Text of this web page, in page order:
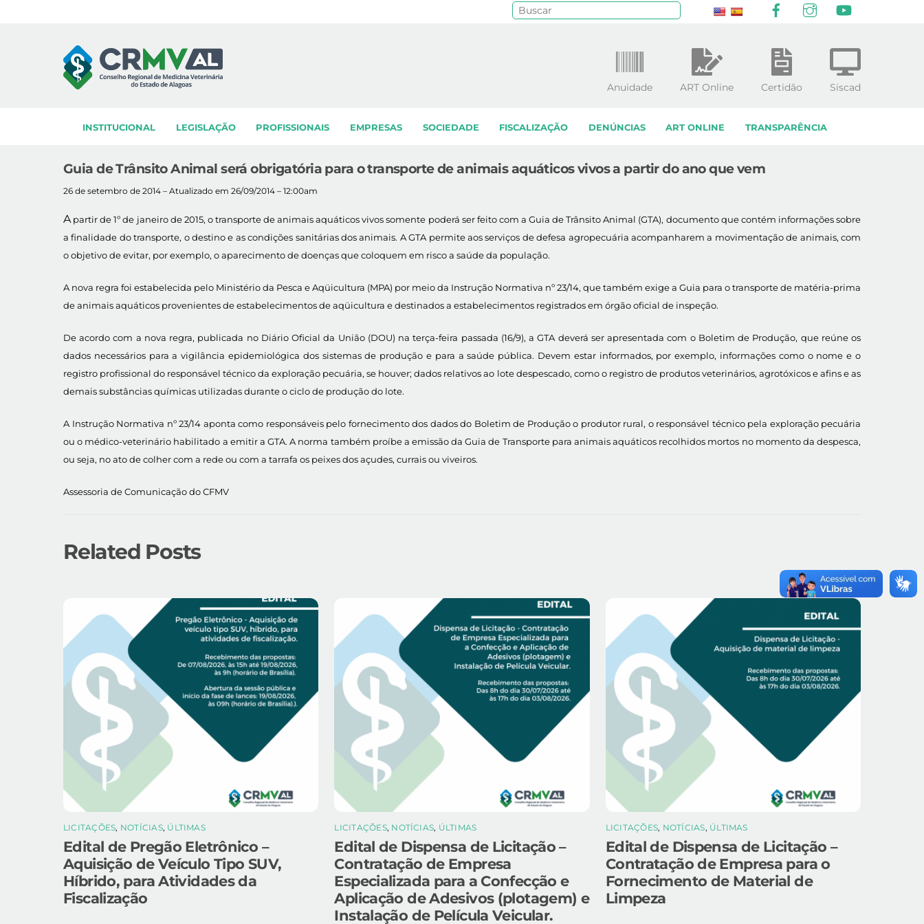
INSTITUCIONAL LEGISLAÇÃO PROFISSIONAIS EMPRESAS SOCIEDADE FISCALIZAÇÃO DENÚNCIAS ART ONLINE TRANSPARÊNCIA
Anuidade ART Online Certidão Siscad
Guia de Trânsito Animal será obrigatória para o transporte de animais aquáticos vivos a partir do ano que vem
26 de setembro de 2014 – Atualizado em 26/09/2014 – 12:00am
Apartir de 1º de janeiro de 2015, o transporte de animais aquáticos vivos somente poderá ser feito com a Guia de Trânsito Animal (GTA), documento que contém informações sobre
a finalidade do transporte, o destino e as condições sanitárias dos animais. A GTA permite aos serviços de defesa agropecuária acompanharem a movimentação de animais, com
o objetivo de evitar, por exemplo, o aparecimento de doenças que coloquem em risco a saúde da população.
A nova regra foi estabelecida pelo Ministério da Pesca e Aqüicultura (MPA) por meio da Instrução Normativa nº 23/14, que também exige a Guia para o transporte de matéria-prima
de animais aquáticos provenientes de estabelecimentos de aqüicultura e destinados a estabelecimentos registrados em órgão oficial de inspeção.
De acordo com a nova regra, publicada no Diário Oficial da União (DOU) na terça-feira passada (16/9), a GTA deverá ser apresentada com o Boletim de Produção, que reúne os
dados necessários para a vigilância epidemiológica dos sistemas de produção e para a saúde pública. Devem estar informados, por exemplo, informações como o nome e o
registro profissional do responsável técnico da exploração pecuária, se houver; dados relativos ao lote despescado, como o registro de produtos veterinários, agrotóxicos e afins e as
demais substâncias químicas utilizadas durante o ciclo de produção do lote.
A Instrução Normativa nº 23/14 aponta como responsáveis pelo fornecimento dos dados do Boletim de Produção o produtor rural, o responsável técnico pela exploração pecuária
ou o médico-veterinário habilitado a emitir a GTA. A norma também proíbe a emissão da Guia de Transporte para animais aquáticos recolhidos mortos no momento da despesca,
ou seja, no ato de colher com a rede ou com a tarrafa os peixes dos açudes, currais ou viveiros.
Assessoria de Comunicação do CFMV
Related Posts
LICITAÇÕES, NOTÍCIAS, ÚLTIMAS
Edital de Pregão Eletrônico –
Aquisição de Veículo Tipo SUV,
Híbrido, para Atividades da
Fiscalização
LICITAÇÕES, NOTÍCIAS, ÚLTIMAS
Edital de Dispensa de Licitação –
Contratação de Empresa
Especializada para a Confecção e
Aplicação de Adesivos (plotagem) e
Instalação de Película Veicular.
LICITAÇÕES, NOTÍCIAS, ÚLTIMAS
Edital de Dispensa de Licitação –
Contratação de Empresa para o
Fornecimento de Material de
Limpeza